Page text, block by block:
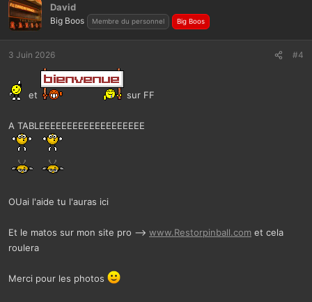
David
Big Boos Membre du personnel Big Boos
3 Juin 2026 #4
et sur FF
A TABLEEEEEEEEEEEEEEEEEEE
OUai l'aide tu l'auras ici
Et le matos sur mon site pro --> www.Restorpinball.com et cela
roulera
Merci pour les photos